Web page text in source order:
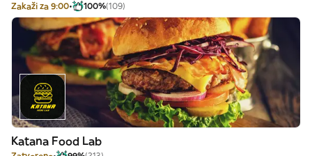
Zakaži za 9:00 100%(109)
Katana Food Lab